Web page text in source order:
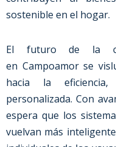
sostenible en el hogar.
El futuro de la
en Campoamorse
hacia la eficiencia,
personalizada. Con
espera que los
vuelvan más